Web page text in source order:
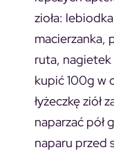
zioła:
macierzanka,
ruta, nagietek
kupić 100g w
łyżeczkę ziół
naparzać pół
naparu przed